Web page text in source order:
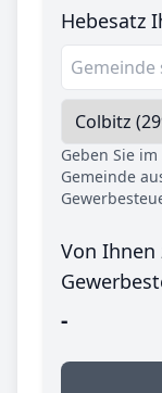
Hebesatz
Geben Sie
Gemeinde
Von Ihnen
-